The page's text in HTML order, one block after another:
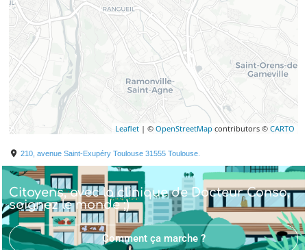
Leaflet | © OpenStreetMap contributors © CARTO
210, avenue Saint-Exupéry Toulouse 31555 Toulouse.
Citoyens, avec la clinique de Docteur Conso,
soignez le monde ;)
Comment ça marche ?